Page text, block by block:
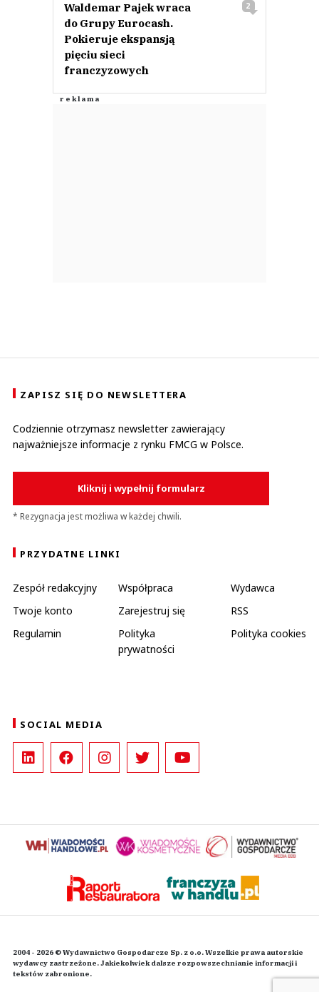
Waldemar Pajek wraca
do Grupy Eurocash.
Pokieruje ekspansją
pięciu sieci
franczyzowych
2
ZAPISZ SIĘ DO NEWSLETTERA
Codziennie otrzymasz newsletter zawierający
najważniejsze informacje z rynku FMCG w Polsce.
Kliknij i wypełnij formularz
* Rezygnacja jest możliwa w każdej chwili.
PRZYDATNE LINKI
Zespół redakcyjny Współpraca
Wydawca
Twoje konto
Zarejestruj się
RSS
Regulamin
Polityka
prywatności
Polityka cookies
SOCIAL MEDIA
2004 - 2026 © Wydawnictwo Gospodarcze Sp. z o.o. Wszelkie prawa autorskie
wydawcy zastrzeżone. Jakiekolwiek dalsze rozpowszechnianie informacji i
tekstów zabronione.